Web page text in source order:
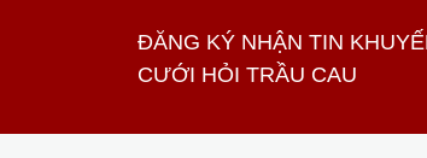
ĐĂNG KÝ NHẬN TIN
CƯỚI HỎI TRẦU CAU